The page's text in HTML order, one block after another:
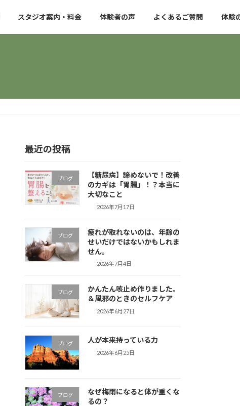
スタジオ案内・料金 体験者の声 よくあるご質問 体験
最近の投稿
ブログ
【糖尿病】諦めないで！改善
のカギは「胃腸」！？本当に
大切なこと
2026年7月17日
ブログ
疲れが取れないのは、年齢の
せいだけではないかもしれま
せん。
2026年7月4日
ブログ
かんたん咳止め作りました。
＆風邪のときのセルフケア
2026年6月27日
ブログ 人が本来持っている力
2026年6月25日
ブログ
なぜ梅雨になると体が重くな
るの？